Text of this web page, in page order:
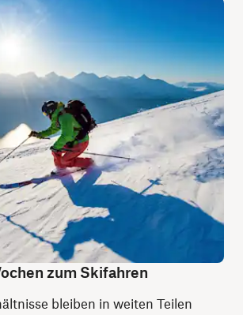
zum Skifahren
bleiben in weiten Teilen